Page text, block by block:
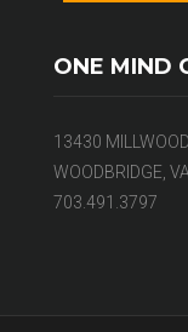
ONE MIND
13430
WOODBRIDGE,
703.491.3797